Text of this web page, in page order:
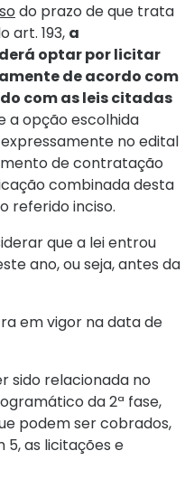
do prazo de que trata
art. 193, a
optar por licitar
de acordo com
com as leis citadas
a opção escolhida
no edital
de contratação
combinada desta
referido inciso.
que a lei entrou
ano, ou seja, antes da
em vigor na data de
sido relacionada no
da 2ª fase,
podem ser cobrados,
as licitações e